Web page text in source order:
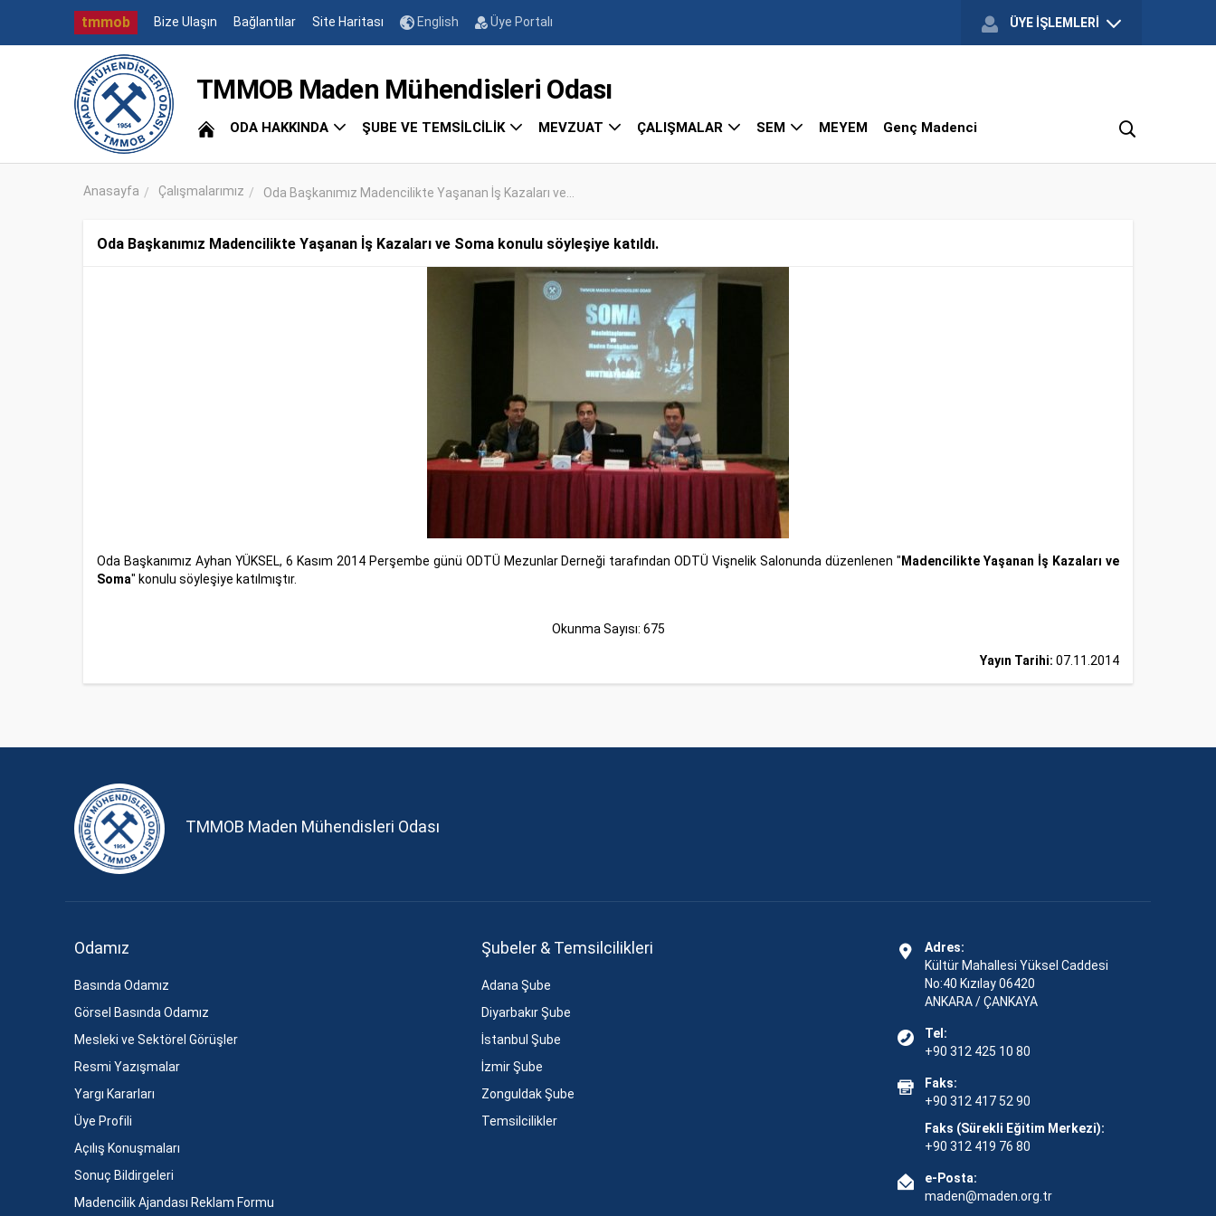
tmmob Bize Ulaşın Bağlantılar Site Haritası English Üye Portalı ÜYE İŞLEMLERİ
TMMOB Maden Mühendisleri Odası
ODA HAKKINDA ŞUBE VE TEMSİLCİLİK MEVZUAT ÇALIŞMALAR SEM MEYEM Genç Madenci
Anasayfa Çalışmalarımız Oda Başkanımız Madencilikte Yaşanan İş Kazaları ve...
Oda Başkanımız Madencilikte Yaşanan İş Kazaları ve Soma konulu söyleşiye katıldı.
Oda Başkanımız Ayhan YÜKSEL, 6 Kasım 2014 Perşembe günü ODTÜ Mezunlar Derneği tarafından ODTÜ Vişnelik Salonunda düzenlenen " Madencilikte Yaşanan İş Kazaları ve
Soma" konulu söyleşiye katılmıştır.
Okunma Sayısı: 675
Yayın Tarihi: 07.11.2014
TMMOB Maden Mühendisleri Odası
Odamız
Basında Odamız
Görsel Basında Odamız
Mesleki ve Sektörel Görüşler
Resmi Yazışmalar
Yargı Kararları
Üye Profili
Açılış Konuşmaları
Sonuç Bildirgeleri
Madencilik Ajandası Reklam Formu
Şubeler & Temsilcilikleri
Adana Şube
Diyarbakır Şube
İstanbul Şube
İzmir Şube
Zonguldak Şube
Temsilcilikler
Adres:
Kültür Mahallesi Yüksel Caddesi
No:40 Kızılay 06420
ANKARA / ÇANKAYA
Tel:
+90 312 425 10 80
Faks:
+90 312 417 52 90
Faks (Sürekli Eğitim Merkezi):
+90 312 419 76 80
e-Posta:
maden@maden.org.tr